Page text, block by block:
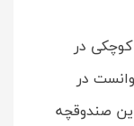
در
در
صندوقچه